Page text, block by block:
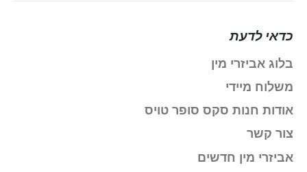
כדאי לדעת
בלוג אביזרי מין
משלוח מיידי
אודות חנות סקס סופר טויס
צור קשר
אביזרי מין חדשים